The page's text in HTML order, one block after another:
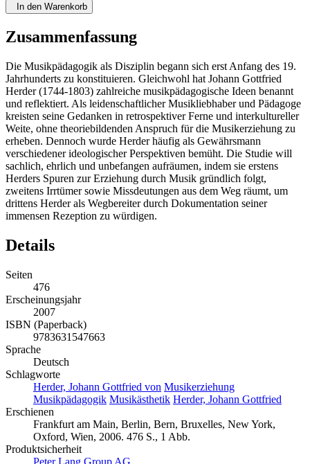
In den Warenkorb
Zusammenfassung
Die Musikpädagogik als Disziplin begann sich erst Anfang des 19.
Jahrhunderts zu konstituieren. Gleichwohl hat Johann Gottfried
Herder (1744-1803) zahlreiche musikpädagogische Ideen benannt
und reflektiert. Als leidenschaftlicher Musikliebhaber und Pädagoge
kreisten seine Gedanken in retrospektiver Ferne und interkultureller
Weite, ohne theoriebildenden Anspruch für die Musikerziehung zu
erheben. Dennoch wurde Herder häufig als Gewährsmann
verschiedener ideologischer Perspektiven bemüht. Die Studie will
sachlich, ehrlich und unbefangen aufräumen, indem sie erstens
Herders Spuren zur Erziehung durch Musik gründlich folgt,
zweitens Irrtümer sowie Missdeutungen aus dem Weg räumt, um
drittens Herder als Wegbereiter durch Dokumentation seiner
immensen Rezeption zu würdigen.
Details
Seiten
476
Erscheinungsjahr
2007
ISBN (Paperback)
9783631547663
Sprache
Deutsch
Schlagworte
Herder, Johann Gottfried von Musikerziehung
Musikpädagogik Musikästhetik Herder, Johann Gottfried
Erschienen
Frankfurt am Main, Berlin, Bern, Bruxelles, New York,
Oxford, Wien, 2006. 476 S., 1 Abb.
Produktsicherheit
Peter Lang Group AG